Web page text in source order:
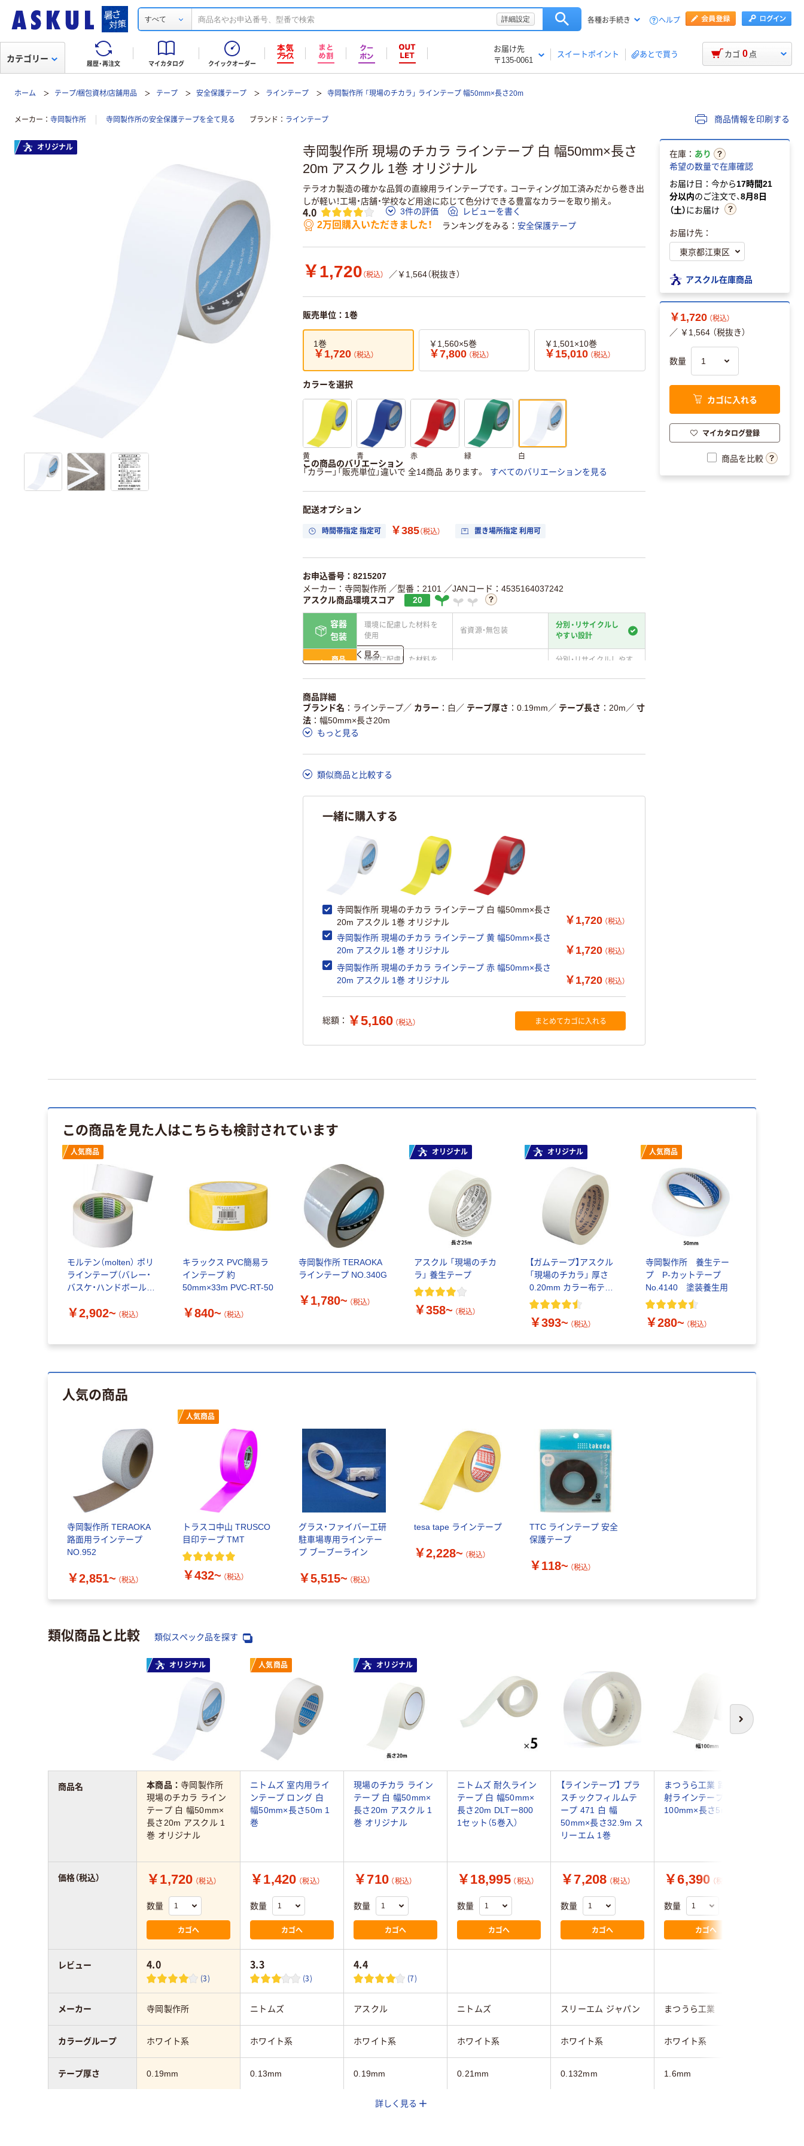
すべて 詳細設定 各種お手続き ヘルプ
履歴・再注文 マイカタログ クイックオーダー
お届け先
〒135-0061
スイートポイント あとで買う
カテゴリー カゴ 0 点
ホーム テープ/梱包資材/店舗用品 テープ 安全保護テープ ラインテープ 寺岡製作所 「現場のチカラ」 ラインテープ 幅50mm×長さ20m
メーカー 寺岡製作所 寺岡製作所の安全保護テープを全て見る ブランド ラインテープ 商品情報を印刷する
寺岡製作所 現場のチカラ ラインテープ 白 幅50mm×長さ
20m アスクル 1巻 オリジナル
テラオカ製造の確かな品質の直線用ラインテープです。コーティング加工済みだから巻き出
しが軽い！工場・店舗・学校など用途に応じて色分けできる豊富なカラーを取り揃え。
4.0 3件の評価 レビューを書く
2万回購入いただきました！ ランキングをみる 安全保護テープ
￥1,720 （税込） ／￥1,564（税抜き）
販売単位：1巻
1巻
￥1,720 （税込）
￥1,560×5巻
￥7,800 （税込）
￥1,501×10巻
￥15,010 （税込）
カラーを選択
黄 青 赤 緑 白
この商品のバリエーション
「カラー」「販売単位」違いで 全14商品 あります。
すべてのバリエーションを見る
配送オプション
時間帯指定 指定可 ￥385（税込） 置き場所指定 利用可
お申込番号：8215207
メーカー：寺岡製作所 ／型番：2101 ／JANコード：4535164037242
アスクル商品環境スコア
20
容器
包装
環境に配慮した材料を
使用
省資源・無包装
分別・リサイクルし
やすい設計
商品
環境に配慮した材料を
分別・リサイクルしやす
仕組
ある
ている
削減
この商品の環境配慮ポイントです。詳しくはページ下部の商品詳細「
ア詳細／加点項目
詳しく見る
商品詳細
ブランド名
ラインテープ／ カラー 白 ／ テープ厚さ 0.19mm ／ テープ長さ 20m ／ 寸
法
幅50mm×長さ20m
もっと見る
類似商品と比較する
一緒に購入する
寺岡製作所 現場のチカラ ラインテープ 白 幅50mm×長さ
20m アスクル 1巻 オリジナル
￥1,720 （税込）
寺岡製作所 現場のチカラ ラインテープ 黄 幅50mm×長さ
20m アスクル 1巻 オリジナル
￥1,720 （税込）
寺岡製作所 現場のチカラ ラインテープ 赤 幅50mm×長さ
20m アスクル 1巻 オリジナル
￥1,720 （税込）
総額： ￥5,160 （税込） まとめてカゴに入れる
オリジナル
在庫： あり
希望の数量で在庫確認
お届け日：今から17時間21
分以内のご注文で、8月8日
（土）にお届け
お届け先：
アスクル在庫商品
￥1,720 （税込）
／ ￥1,564 （税抜き）
数量
カゴに入れる
マイカタログ登録
商品を比較
この商品を見た人はこちらも検討されています
人気商品
モルテン（molten） ポリ
ラインテープ（バレー・
バスケ・ハンドボール
￥2,902~ （税込）
キラックス PVC簡易ラ
インテープ 約
50mm×33m PVC-RT-50
￥840~ （税込）
寺岡製作所 TERAOKA
ラインテープ NO.340G
￥1,780~ （税込）
オリジナル
アスクル 「現場のチカ
ラ」 養生テープ
￥358~ （税込）
オリジナル
【ガムテープ】アスクル
「現場のチカラ」 厚さ
0.20mm カラー布テー
プ
￥393~ （税込）
人気商品
寺岡製作所 養生テー
プ P-カットテープ
No.4140 塗装養生用
￥280~ （税込）
人気の商品
寺岡製作所 TERAOKA
路面用ラインテープ
NO.952
￥2,851~ （税込）
人気商品
トラスコ中山 TRUSCO
目印テープ TMT
￥432~ （税込）
グラス・ファイバー工研
駐車場専用ラインテー
プ ブーブーライン
￥5,515~ （税込）
tesa tape ラインテープ
￥2,228~ （税込）
TTC ラインテープ 安全
保護テープ
￥118~ （税込）
類似商品と比較 類似スペック品を探す
次へ
オリジナル 人気商品 オリジナル
本商品：寺岡製作所
現場のチカラ ライン
テープ 白 幅50mm×
長さ20m アスクル 1
巻 オリジナル
ニトムズ 室内用ライ
ンテープ ロング 白
幅50mm×長さ50m 1
巻
現場のチカラ ライン
テープ 白 幅50mm×
長さ20m アスクル 1
巻 オリジナル
ニトムズ 耐久ライン
テープ 白 幅50mm×
長さ20m DLTー800
1セット（5巻入）
【ラインテープ】 プラ
スチックフィルムテ
ープ 471 白 幅
50mm×長さ32.9m ス
リーエム 1巻
まつうら工業 路面反
射ラインテープ 白 幅
100mm×長さ5m 1巻
￥1,720 （税込）
数量
カゴへ
￥1,420 （税込）
数量
カゴへ
￥710 （税込）
数量
カゴへ
￥18,995 （税込）
数量
カゴへ
￥7,208 （税込）
数量
カゴへ
￥6,390 （税込）
数量
カゴへ
4.0
(3)
3.3
(3)
4.4
(7)
寺岡製作所 ニトムズ アスクル ニトムズ スリーエム ジャパン まつうら工業
ホワイト系 ホワイト系 ホワイト系 ホワイト系 ホワイト系 ホワイト系
0.19mm 0.13mm 0.19mm 0.21mm 0.132mm 1.6mm
商品名
価格（税込）
レビュー
メーカー
カラーグループ
テープ厚さ
詳しく見る